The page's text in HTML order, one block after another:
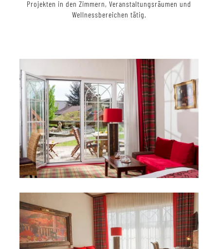
Projekten in den Zimmern, Veranstaltungsräumen und
Wellnessbereichen tätig.